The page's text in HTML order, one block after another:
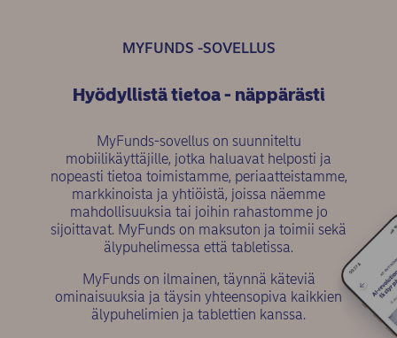
MYFUNDS -SOVELLUS
Hyödyllistä tietoa - näppärästi
MyFunds-sovellus on suunniteltu
mobiilikäyttäjille, jotka haluavat helposti ja
nopeasti tietoa toimistamme, periaatteistamme,
markkinoista ja yhtiöistä, joissa näemme
mahdollisuuksia tai joihin rahastomme jo
sijoittavat. MyFunds on maksuton ja toimii sekä
älypuhelimessa että tabletissa.
MyFunds on ilmainen, täynnä käteviä
ominaisuuksia ja täysin yhteensopiva kaikkien
älypuhelimien ja tablettien kanssa.